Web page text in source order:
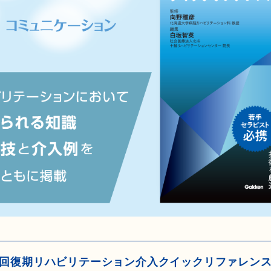
復期リハビリテーション介入クイックリファレン